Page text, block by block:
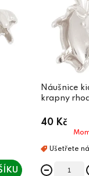
Náušnice
krapny
40 Kč